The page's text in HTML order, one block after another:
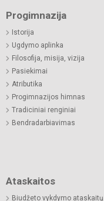
Progimnazija
Istorija
Ugdymo aplinka
Filosofija, misija, vizija
Pasiekimai
Atributika
Progimnazijos himnas
Tradiciniai renginiai
Bendradarbiavimas
Ataskaitos
Biudžeto vykdymo